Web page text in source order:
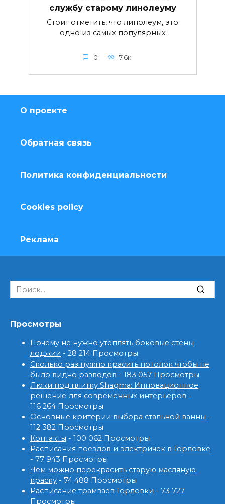
службу старому линолеуму
Стоит отметить, что линолеум, это
одно из самых популярных
0 7.6к.
О проекте
Обратная связь
Политика конфиденциальности
Cookies policy
Реклама
Search
for:
Просмотры
Почему не нужно утеплять боковые стены
лоджии - 28 214 Просмотры
Сколько раз нужно красить потолок чтобы не
было видно разводов - 183 057 Просмотры
Люки под плитку Shagma: Инновационное
решение для современных интерьеров -
116 264 Просмотры
Основные критерии выбора стальной ванны -
112 382 Просмотры
Контакты - 100 062 Просмотры
Расписания поездов и электричек в Горловке
- 77 943 Просмотры
Чем можно перекрасить старую масляную
краску - 74 488 Просмотры
Расписание трамваев Горловки - 73 727
Просмотры